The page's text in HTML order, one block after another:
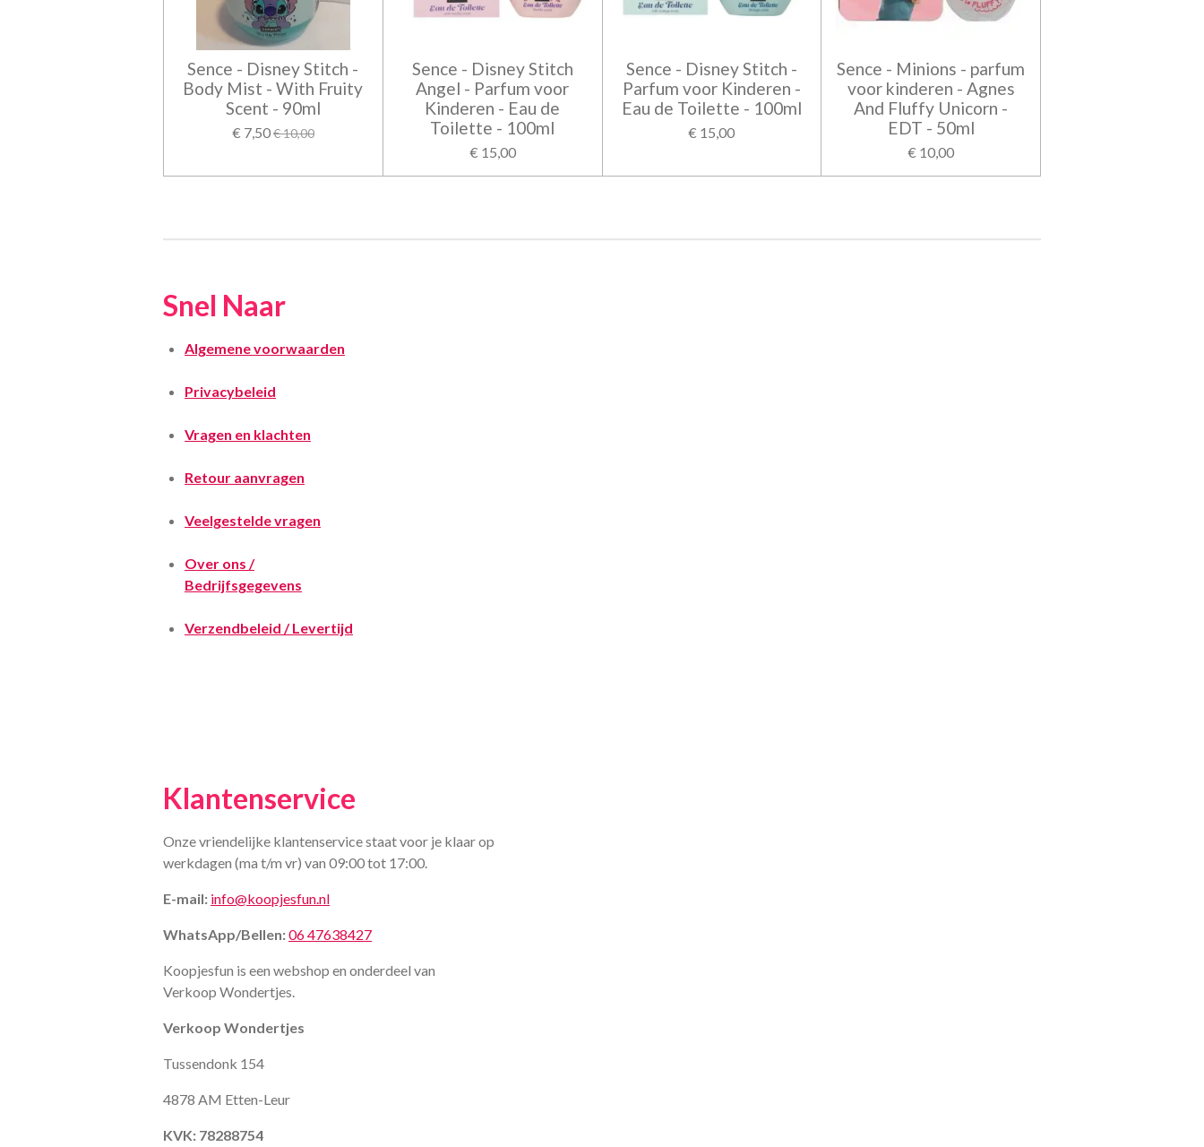
Sence - Disney Stitch -
Body Mist - With Fruity
Scent - 90ml
€ 7,50€ 10,00
Sence - Disney Stitch
Angel - Parfum voor
Kinderen - Eau de
Toilette - 100ml
€ 15,00
Sence - Disney Stitch -
Parfum voor Kinderen -
Eau de Toilette - 100ml
€ 15,00
Sence - Minions - parfum
voor kinderen - Agnes
And Fluffy Unicorn -
EDT - 50ml
€ 10,00
Snel Naar
Algemene voorwaarden
Privacybeleid
Vragen en klachten
Retour aanvragen
Veelgestelde vragen
Over ons /
Bedrijfsgegevens
Verzendbeleid / Levertijd
Klantenservice
Onze vriendelijke klantenservice staat voor je klaar op
werkdagen (ma t/m vr) van 09:00 tot 17:00.
E-mail: info@koopjesfun.nl
WhatsApp/Bellen:06 47638427
Koopjesfun is een webshop en onderdeel van
Verkoop Wondertjes.
Verkoop Wondertjes
Tussendonk 154
4878 AM Etten-Leur
KVK: 78288754